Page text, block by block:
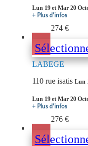
Lun 19 et Mar 20
+ Plus d'infos
274 €
LABEGE
110 rue isatis Lun
Lun 19 et Mar 20
+ Plus d'infos
276 €